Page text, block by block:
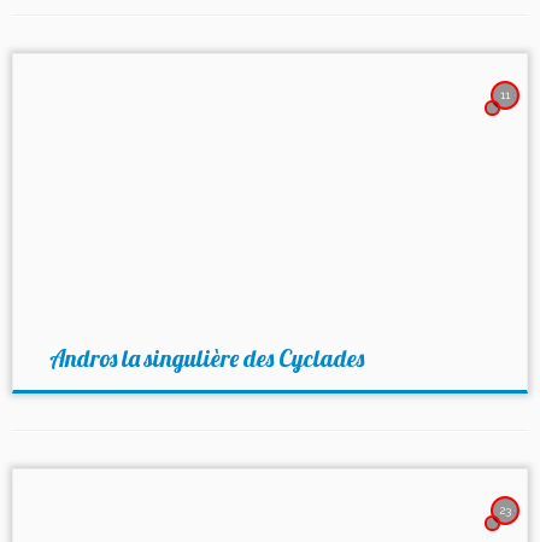
11
Andros la singulière des Cyclades
23